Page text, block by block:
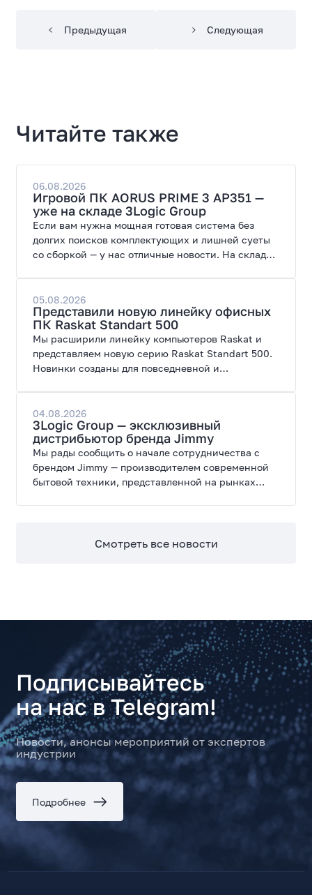
Предыдущая Следующая
Читайте также
06.08.2026
Игровой ПК AORUS PRIME 3 AP351 —
уже на складе 3Logic Group
Если вам нужна мощная готовая система без
долгих поисков комплектующих и лишней суеты
со сборкой — у нас отличные новости. На склад
современных игр и работы с нейросетями.
05.08.2026
Представили новую линейку офисных
ПК Raskat Standart 500
Мы расширили линейку компьютеров Raskat и
представляем новую серию Raskat Standart 500.
Новинки созданы для повседневной и
широкие возможности модернизации.
04.08.2026
3Logic Group — эксклюзивный
дистрибьютор бренда Jimmy
Мы рады сообщить о начале сотрудничества с
брендом Jimmy — производителем современной
бытовой техники, представленной на рынках
Смотреть все новости
Подписывайтесь
на нас в Telegram!
Новости, анонсы мероприятий от экспертов
индустрии
Подробнее